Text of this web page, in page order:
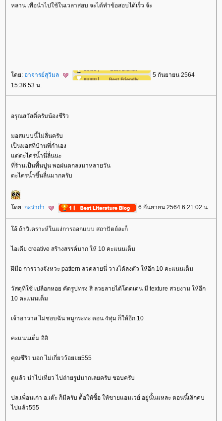
หลาน เพื่อนำไปใช้ในเวลาสอบ จะได้ทำข้อสอบได้เร็ว จ้ะ
ดย: อาจารย์สุวิมล
5 กันยายน 2564
15:36:53 น.
อรุณสวัสดิ์ครับน้องชีริว
มอสแบบนี้ไม่ลื่นครับ
เป็นมอสที่บ้านพี่ก๋าเอง
ต่ตะไคร่น้ำนี่ลื่นนะ
ที่ร้านเป็นพื้นปูน พอฝนตกลงมาหลายวัน
ตะไคร่น้ำขึ้นลื่นมากครับ
ดย: กะว่าก๋า 6 กันยายน 2564 6:21:02 น.
อ้ ถ้าวิเคราะห์ในแง่การออกแบบ สถาปัตย์ละก็
ไอเดีย creative สร้างสรรค์มาก ให้ 10 คะแนนเต็ม
ฝีมือ การวางจังหวะ pattern ลวดลายนี่ วางได้ลงตัว ให้อีก 10 คะแนนเต็ม
วัสดุที่ใช้ เปลือกหอย คัดรูปทรง สี ลวยลายได้โดดเด่น มี texture สวยงาม ให้อีก
10 คะแนนเต็ม
เจ้าอาวาส ไม่ชอบฉัน หมูกระทะ ตอน 4ทุ่ม ก็ให้อีก 10
คะแนนเต็ม อิอิ
คุณซีริว บอก ไม่เกี่ยวว้อยยย555
ดูแล้ว น่าไปเที่ยว ไปถ่ายรูปมากเลยครับ ชอบครับ
ปล.เพื่อนเก่า อ.เต๊ะ ก็มีครับ ตื้อให้ซื้อ ให้ขายแอมเวย์ อยู่นั้่นแหละ ตอนนี้เลิกคบ
ไปแล้ว555